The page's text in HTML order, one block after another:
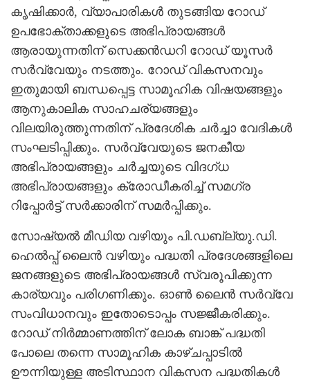
കൃഷിക്കാര്‍, വ്യാപാരികള്‍ തുടങ്ങിയ റോഡ്
ഉപഭോക്താക്കളുടെ അഭിപ്രായങ്ങള്‍
ആരായുന്നതിന് സെക്കന്‍ഡറി റോഡ് യൂസര്‍
സര്‍വ്വേയും നടത്തും. റോഡ് വികസനവും
ഇതുമായി ബന്ധപ്പെട്ട സാമൂഹിക വിഷയങ്ങളും
ആനുകാലിക സാഹചര്യങ്ങളും
വിലയിരുത്തുന്നതിന് പ്രദേശിക ചര്‍ച്ചാ വേദികള്‍
സംഘടിപ്പിക്കും. സര്‍വ്വേയുടെ ജനകീയ
അഭിപ്രായങ്ങളും ചര്‍ച്ചയുടെ വിദഗ്ധ
അഭിപ്രായങ്ങളും ക്രോഡീകരിച്ച് സമഗ്ര
റിപ്പോര്‍ട്ട് സര്‍ക്കാരിന് സമര്‍പ്പിക്കും.
സോഷ്യല്‍ മീഡിയ വഴിയും പി.ഡബ്ല്യു.ഡി.
ഹെല്‍പ്പ് ലൈന്‍ വഴിയും പദ്ധതി പ്രദേശങ്ങളിലെ
ജനങ്ങളുടെ അഭിപ്രായങ്ങള്‍ സ്വരൂപിക്കുന്ന
കാര്യവും പരിഗണിക്കും. ഓണ്‍ ലൈന്‍ സര്‍വ്വേ
സംവിധാനവും ഇതോടൊപ്പം സജ്ജീകരിക്കും.
റോഡ് നിര്‍മ്മാണത്തിന് ലോക ബാങ്ക് പദ്ധതി
പോലെ തന്നെ സാമൂഹിക കാഴ്ചപ്പാടില്‍
ഊന്നിയുള്ള അടിസ്ഥാന വികസന പദ്ധതികള്‍